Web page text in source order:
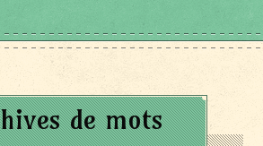
de mots